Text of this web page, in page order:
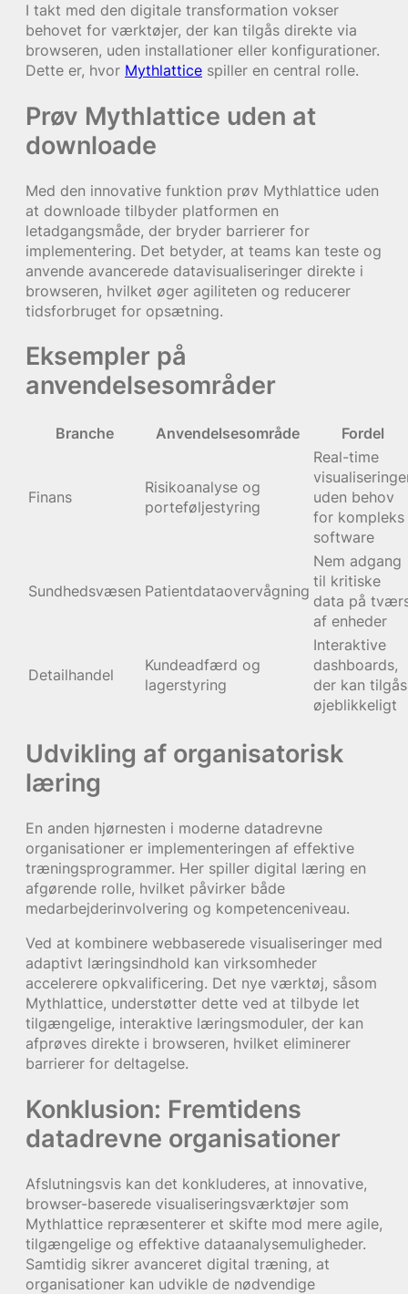
I takt med den digitale transformation vokser
behovet for værktøjer, der kan tilgås direkte via
browseren, uden installationer eller konfigurationer.
Dette er, hvor Mythlattice spiller en central rolle.
Prøv Mythlattice uden at
downloade
Med den innovative funktion prøv Mythlattice uden
at downloade tilbyder platformen en
letadgangsmåde, der bryder barrierer for
implementering. Det betyder, at teams kan teste og
anvende avancerede datavisualiseringer direkte i
browseren, hvilket øger agiliteten og reducerer
tidsforbruget for opsætning.
Eksempler på
anvendelsesområder
Branche Anvendelsesområde Fordel
Finans
Risikoanalyse og
porteføljestyring
Real-time
uden behov
for kompleks
software
Sundhedsvæsen Patientdataovervågning
Nem adgang
til kritiske
data på
af enheder
Detailhandel
Kundeadfærd og
lagerstyring
Interaktive
dashboards,
der kan tilgås
øjeblikkeligt
Udvikling af organisatorisk
læring
En anden hjørnesten i moderne datadrevne
organisationer er implementeringen af effektive
træningsprogrammer. Her spiller digital læring en
afgørende rolle, hvilket påvirker både
medarbejderinvolvering og kompetenceniveau.
Ved at kombinere webbaserede visualiseringer med
adaptivt læringsindhold kan virksomheder
accelerere opkvalificering. Det nye værktøj, såsom
Mythlattice, understøtter dette ved at tilbyde let
tilgængelige, interaktive læringsmoduler, der kan
afprøves direkte i browseren, hvilket eliminerer
barrierer for deltagelse.
Konklusion: Fremtidens
datadrevne organisationer
Afslutningsvis kan det konkluderes, at innovative,
browser-baserede visualiseringsværktøjer som
Mythlattice repræsenterer et skifte mod mere agile,
tilgængelige og effektive dataanalysemuligheder.
Samtidig sikrer avanceret digital træning, at
organisationer kan udvikle de nødvendige